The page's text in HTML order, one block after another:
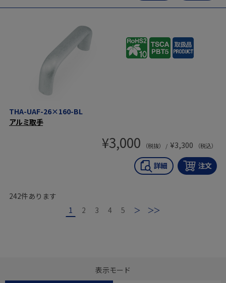
THA-UAF-26×160-BL
アルミ取手
¥3,000 （税抜） / ¥3,300 （税込）
242件あります
1
2 3 4 5 次 最後
表示モード